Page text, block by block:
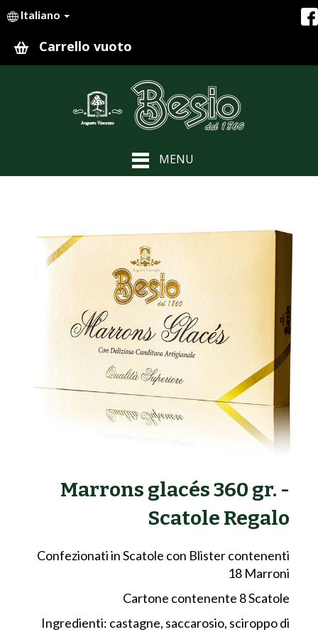
Italiano
Carrello vuoto
MENU
Marrons glacés 360 gr. -
Scatole Regalo
Confezionati in Scatole con Blister contenenti
18 Marroni
Cartone contenente 8 Scatole
Ingredienti: castagne, saccarosio, sciroppo di